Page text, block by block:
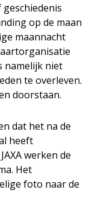
geschiedenis
op de maan
maannacht
namelijk niet
te overleven.
doorstaan.
dat het na de
heeft
werken de
Het
foto naar de